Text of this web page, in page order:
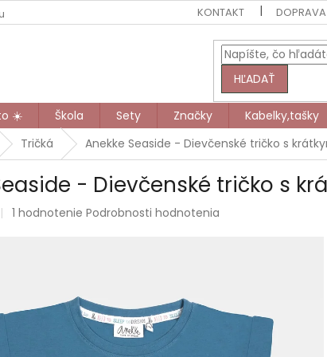
KONTAKT
HĽADAŤ
☀️ Škola Sety Značky Kabelky,tašky
Tričká Anekke Seaside - Dievčenské tričko s
- Dievčenské tričko s
Priemerné
hviezdičiek.
1 hodnotenie Podrobnosti hodnotenia